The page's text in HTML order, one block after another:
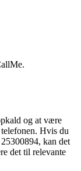
og at være
Hvis du
kan det
det til relevante